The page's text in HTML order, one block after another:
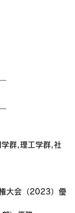
群,理工学群,社
大会（2023）優